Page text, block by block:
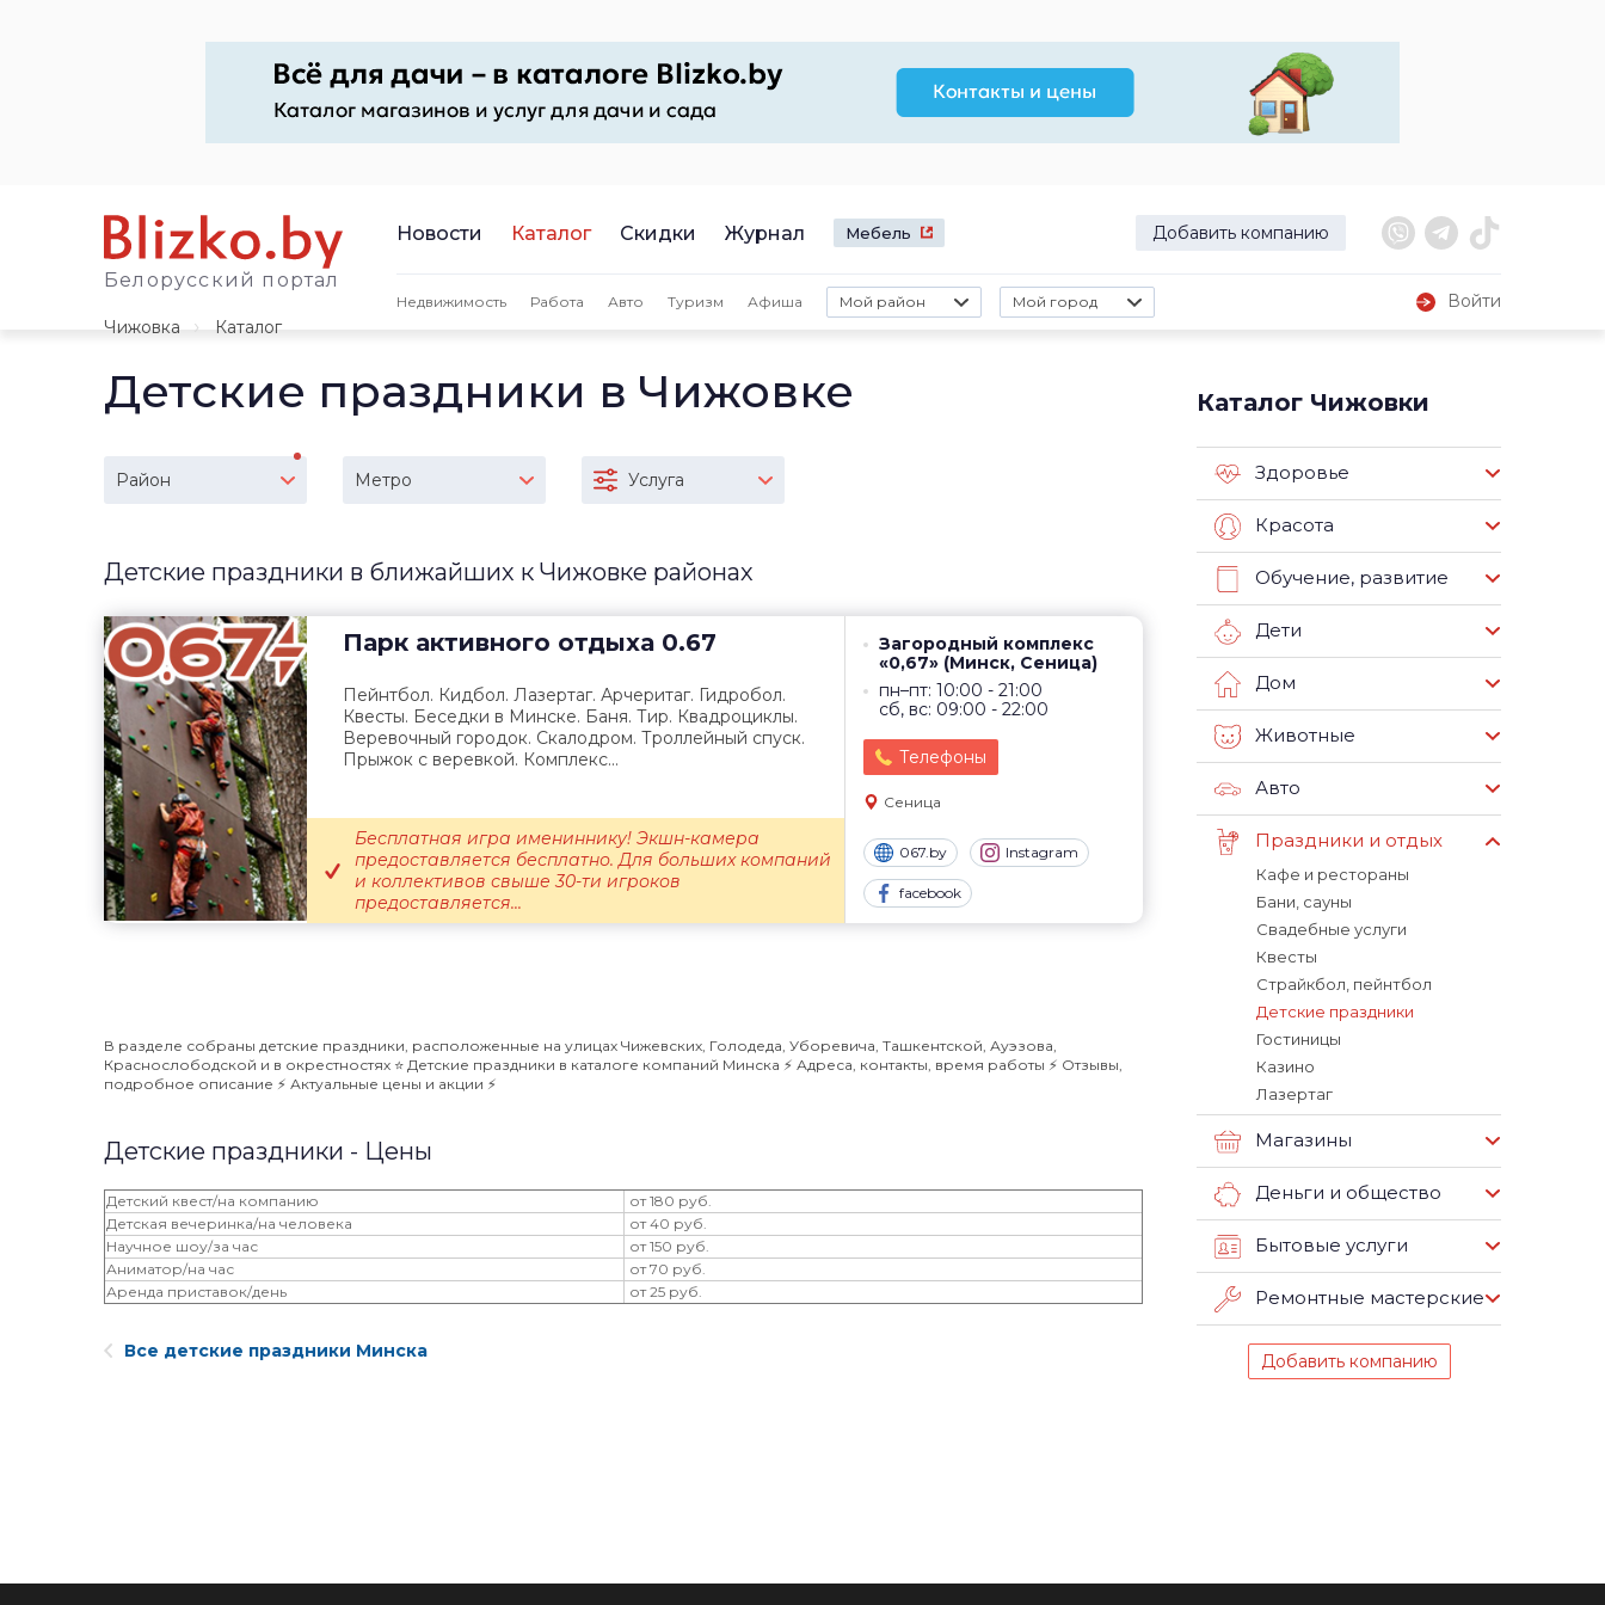
Белорусский портал
Новости Каталог Скидки Журнал Мебель Добавить компанию
Недвижимость Работа Авто Туризм Афиша Мой район Мой город
Войти
Чижовка
Каталог
Детские праздники в Чижовке
Район Метро Услуга
Детские праздники в ближайших к Чижовке районах
Парк активного отдыха 0.67
Загородный комплекс
«0,67» (Минск, Сеница)
пн–пт: 10:00 - 21:00
сб, вс: 09:00 - 22:00
Телефоны
Сеница
067.by Instagram
facebook
Пейнтбол. Кидбол. Лазертаг. Арчеритаг. Гидробол.
Квесты. Беседки в Минске. Баня. Тир. Квадроциклы.
Веревочный городок. Скалодром. Троллейный спуск.
Прыжок с веревкой. Комплекс...
Бесплатная игра имениннику! Экшн-камера
предоставляется бесплатно. Для больших компаний
и коллективов свыше 30-ти игроков
предоставляется...
В разделе собраны детские праздники, расположенные на улицах Чижевских, Голодеда, Уборевича, Ташкентской, Ауэзова,
Краснослободской и в окрестностях ⭐️ Детские праздники в каталоге компаний Минска ⚡️ Адреса, контакты, время работы ⚡️ Отзывы,
подробное описание ⚡️ Актуальные цены и акции ⚡️
Детские праздники - Цены
Детский квест/на компанию
от 180 руб.
Детская вечеринка/на человека
от 40 руб.
Научное шоу/за час
от 150 руб.
Аниматор/на час
от 70 руб.
Аренда приставок/день
от 25 руб.
Все детские праздники Минска
Каталог Чижовки
Здоровье
Красота
Обучение, развитие
Дети
Дом
Животные
Авто
Праздники и отдых
Кафе и рестораны
Бани, сауны
Свадебные услуги
Квесты
Страйкбол, пейнтбол
Детские праздники
Гостиницы
Казино
Лазертаг
Магазины
Деньги и общество
Бытовые услуги
Ремонтные мастерские
Добавить компанию